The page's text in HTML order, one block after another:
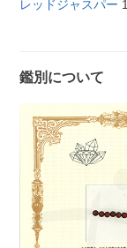
レッドジャスパー
鑑別について